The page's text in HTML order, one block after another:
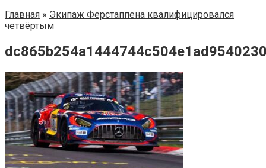
Главная » Экипаж Ферстаппена квалифицировался
четвёртым